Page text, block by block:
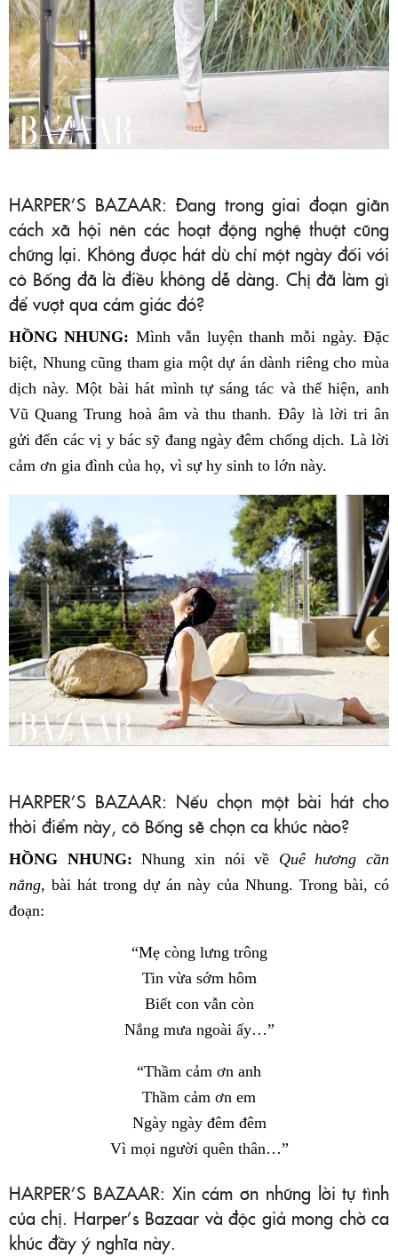
HARPER’S BAZAAR: Đang trong giai đoạn giãn
cách xã hội nên các hoạt động nghệ thuật cũng
chững lại. Không được hát dù chỉ một ngày đối với
cô Bống đã là điều không dễ dàng. Chị đã làm gì
để vượt qua cảm giác đó?
HỒNG NHUNG: Mình vẫn luyện thanh mỗi ngày. Đặc
biệt, Nhung cũng tham gia một dự án dành riêng cho mùa
dịch này. Một bài hát mình tự sáng tác và thể hiện, anh
Vũ Quang Trung hoà âm và thu thanh. Đây là lời tri ân
gửi đến các vị y bác sỹ đang ngày đêm chống dịch. Là lời
cảm ơn gia đình của họ, vì sự hy sinh to lớn này.
HARPER’S BAZAAR: Nếu chọn một bài hát cho
thời điểm này, cô Bống sẽ chọn ca khúc nào?
HỒNG NHUNG:Nhung xin nói về Quê hương cần
nắng, bài hát trong dự án này của Nhung. Trong bài, có
đoạn:
“Mẹ còng lưng trông
Tin vừa sớm hôm
Biết con vẫn còn
Nắng mưa ngoài ấy…”
“Thầm cảm ơn anh
Thầm cảm ơn em
Ngày ngày đêm đêm
Vì mọi người quên thân…”
HARPER’S BAZAAR: Xin cám ơn những lời tự tình
của chị. Harper’s Bazaar và độc giả mong chờ ca
khúc đầy ý nghĩa này.